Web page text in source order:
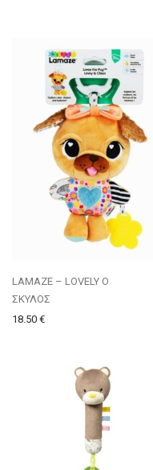
LAMAZE – LOVELY Ο
ΣΚΥΛΟΣ
18.50 €